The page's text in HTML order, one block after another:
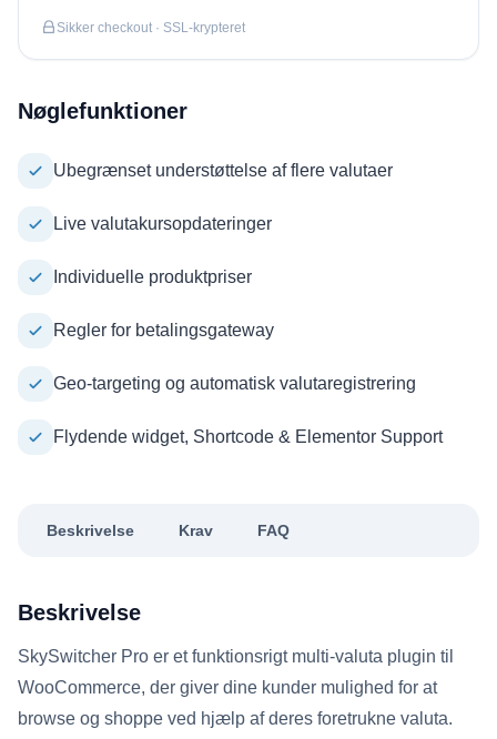
Sikker checkout · SSL-krypteret
Nøglefunktioner
Ubegrænset understøttelse af flere valutaer
Live valutakursopdateringer
Individuelle produktpriser
Regler for betalingsgateway
Geo-targeting og automatisk valutaregistrering
Flydende widget, Shortcode & Elementor Support
Beskrivelse Krav FAQ
Beskrivelse
SkySwitcher Pro er et funktionsrigt multi-valuta plugin til
WooCommerce, der giver dine kunder mulighed for at
browse og shoppe ved hjælp af deres foretrukne valuta.